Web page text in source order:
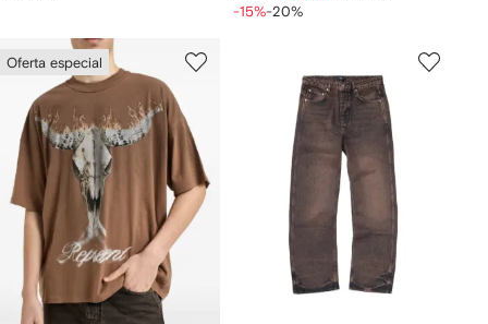
-15%-20%
Oferta especial